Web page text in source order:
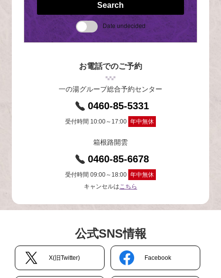
Search
Date undecided
お電話でのご予約
一の湯グループ総合予約センター
0460-85-5331
受付時間 10:00～17:00 年中無休
箱根路開雲
0460-85-6678
受付時間 09:00～18:00 年中無休
キャンセルは こちら
公式SNS情報
X(旧Twitter) Facebook